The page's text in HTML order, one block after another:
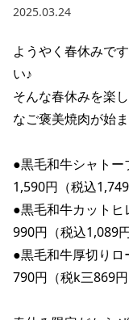
2025.03.24
ようやく春休みで
い♪
そんな春休みを楽
なご褒美焼肉が始
●黒毛和牛シャトー
1,590円（税込1,749
●黒毛和牛カットヒ
990円（税込1,089円
●黒毛和牛厚切りロ
790円（税k三869円